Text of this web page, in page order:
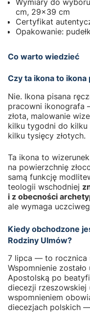
Wymiary do
cm, 29×39 cm
Certyfikat
Opakowanie:
Co warto wiedzieć
Czy ta ikona to ikona
Nie. Ikona pisana
pracowni ikonografa
złota, malowanie
kilku tygodni do kilku
kilku tysięcy złotych.
Ta ikona to
na powierzchnię
samą funkcję
teologii wschodniej
i z obecności
ale wymaga
Kiedy obchodzone
Rodziny Ulmów?
7 lipca — to rocznica
Wspomnienie
Apostolską po
diecezji
wspomnieniem
diecezjach polskich